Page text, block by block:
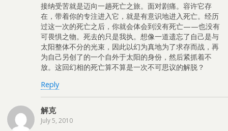
接纳受苦就是迈向一趟死亡之旅。面对剧痛。容许它存
在，带着你的专注进入它，就是有意识地进入死亡。经历
过这一次的死亡之后，你就会体会到没有死亡——也没有
可畏惧之物。死去的只是我执。想像一道遗忘了自己是与
太阳整体不分的光束，因此以幻为真地为了求存而战，再
为自己另创了的一个自外于太阳的身份，然后紧抓着不
放。这回幻相的死亡算不算是一次不可思议的解脱？
Reply
解克
July 5, 2010